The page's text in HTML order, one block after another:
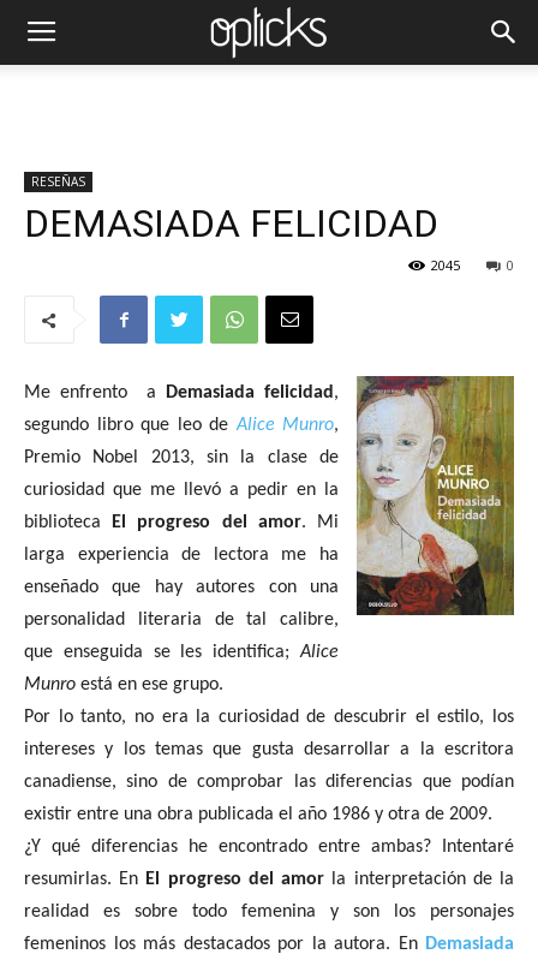
RESEÑAS
DEMASIADA FELICIDAD
0
2045
Me enfrento a Demasiada felicidad ,
segundo libro que leo deAlice Munro,
Premio Nobel 2013, sin la clase de
curiosidad que me llevó a pedir en la
biblioteca
El progreso del amor. Mi
larga experiencia de lectora me ha
enseñado que hay autores con una
personalidad literaria de tal calibre,
que enseguida se les identifica;Alice
Munro está en ese grupo.
Por lo tanto, no era la curiosidad de descubrir el estilo, los
intereses y los temas que gusta desarrollar a la escritora
canadiense, sino de comprobar las diferencias que podían
existir entre una obra publicada el año 1986 y otra de 2009.
¿Y qué diferencias he encontrado entre ambas? Intentaré
resumirlas. En El progreso del amor la interpretación de la
realidad es sobre todo femenina y son los personajes
femeninos los más destacados por la autora. En Demasiada